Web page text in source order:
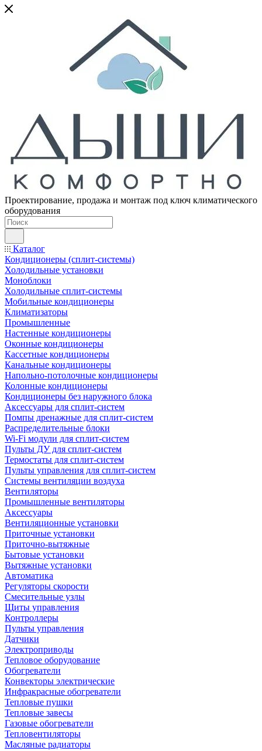
Проектирование, продажа и монтаж под ключ климатического
оборудования
Каталог
Кондиционеры (сплит-системы)
Холодильные установки
Моноблоки
Холодильные сплит-системы
Мобильные кондиционеры
Климатизаторы
Промышленные
Настенные кондиционеры
Оконные кондиционеры
Кассетные кондиционеры
Канальные кондиционеры
Напольно-потолочные кондиционеры
Колонные кондиционеры
Кондиционеры без наружного блока
Аксессуары для сплит-систем
Помпы дренажные для сплит-систем
Распределительные блоки
Wi-Fi модули для сплит-систем
Пульты ДУ для сплит-систем
Термостаты для сплит-систем
Пульты управления для сплит-систем
Системы вентиляции воздуха
Вентиляторы
Промышленные вентиляторы
Аксессуары
Вентиляционные установки
Приточные установки
Приточно-вытяжные
Бытовые установки
Вытяжные установки
Автоматика
Регуляторы скорости
Смесительные узлы
Щиты управления
Контроллеры
Пульты управления
Датчики
Электроприводы
Тепловое оборудование
Обогреватели
Конвекторы электрические
Инфракрасные обогреватели
Тепловые пушки
Тепловые завесы
Газовые обогреватели
Тепловентиляторы
Масляные радиаторы